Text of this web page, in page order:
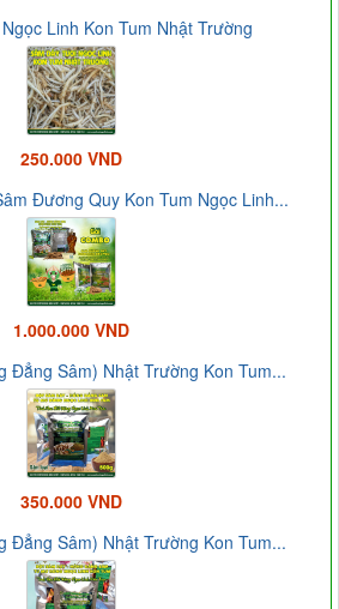
Linh Kon Tum Nhật Trường
250.000 VND
Đương Quy Kon Tum Ngọc Linh...
1.000.000 VND
Đẳng Sâm) Nhật Trường Kon Tum...
350.000 VND
Đẳng Sâm) Nhật Trường Kon Tum...